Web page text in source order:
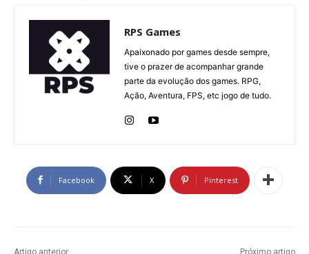
RPS Games
Apaixonado por games desde sempre,
tive o prazer de acompanhar grande
parte da evolução dos games. RPG,
Ação, Aventura, FPS, etc jogo de tudo.
Facebook X Pinterest
Artigo anterior Próximo artigo